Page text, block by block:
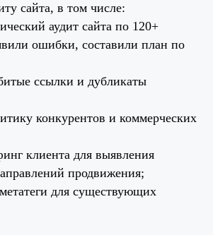
сайта, в том числе:
аудит сайта по 120+
ошибки, составили план по
ссылки и дубликаты
конкурентов и коммерческих
клиента для выявления
продвижения;
для существующих